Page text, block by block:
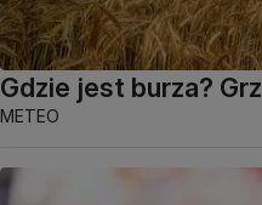
Gdzie jest burza?
METEO